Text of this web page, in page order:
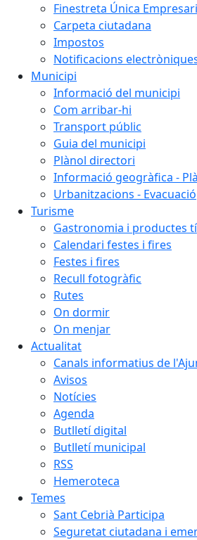
Finestreta Única
Carpeta ciutadana
Impostos
Notificacions
Municipi
Informació del municipi
Com arribar-hi
Transport públic
Guia del municipi
Plànol directori
Informació geogràfica -
Urbanitzacions - Evacuació
Turisme
Gastronomia i productes
Calendari festes i fires
Festes i fires
Recull fotogràfic
Rutes
On dormir
On menjar
Actualitat
Canals informatius de
Avisos
Notícies
Agenda
Butlletí digital
Butlletí municipal
RSS
Hemeroteca
Temes
Sant Cebrià Participa
Seguretat ciutadana i